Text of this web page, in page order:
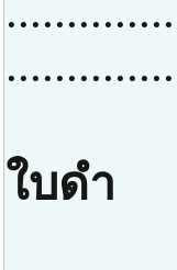
ใบดำ